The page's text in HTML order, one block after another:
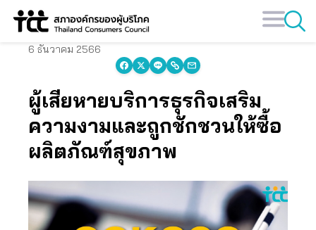
Skip
content
6 ธันวาคม 2566
ผู้เสียหายบริการธุรกิจเสริม
ความงามและถูกชักชวนให้ซื้อ
ผลิตภัณฑ์สุขภาพ